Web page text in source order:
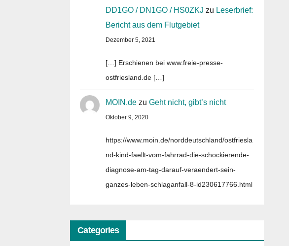
DD1GO / DN1GO / HS0ZKJ zu Leserbrief:
Bericht aus dem Flutgebiet
Dezember 5, 2021
[…] Erschienen bei www.freie-presse-
ostfriesland.de […]
MOIN.de zuGeht nicht, gibt’s nicht
Oktober 9, 2020
https://www.moin.de/norddeutschland/ostfriesla
nd-kind-faellt-vom-fahrrad-die-schockierende-
diagnose-am-tag-darauf-veraendert-sein-
ganzes-leben-schlaganfall-8-id230617766.html
Categories